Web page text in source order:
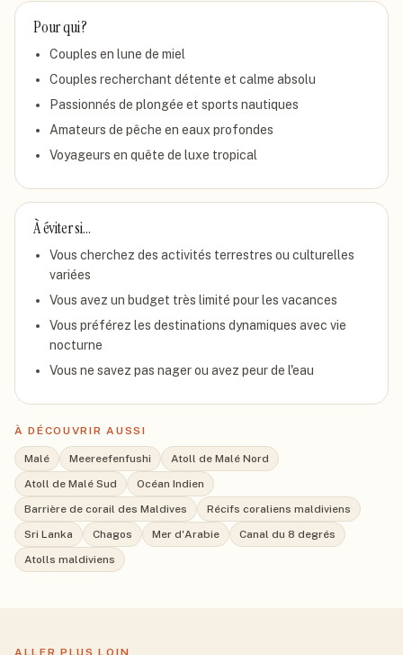
Pour qui ?
Couples en lune de miel
Couples recherchant détente et calme absolu
Passionnés de plongée et sports nautiques
Amateurs de pêche en eaux profondes
Voyageurs en quête de luxe tropical
À éviter si…
Vous cherchez des activités terrestres ou culturelles
variées
Vous avez un budget très limité pour les vacances
Vous préférez les destinations dynamiques avec vie
nocturne
Vous ne savez pas nager ou avez peur de l'eau
À DÉCOUVRIR AUSSI
Malé Meereefenfushi
Atoll de Malé Nord
Atoll de Malé Sud
Océan Indien
Barrière de corail des Maldives
Récifs coraliens maldiviens
Sri Lanka
Chagos Mer d'Arabie
Canal du 8 degrés
Atolls maldiviens
ALLER PLUS LOIN